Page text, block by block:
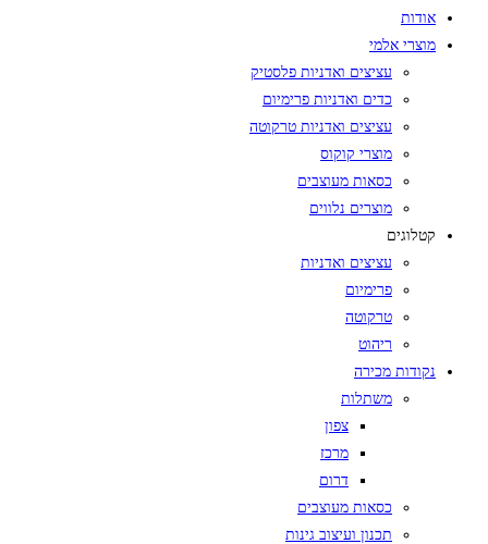
אודות
מוצרי אלמי
עציצים ואדניות פלסטיק
כדים ואדניות פרימיום
עציצים ואדניות טרקוטה
מוצרי קוקוס
כסאות מעוצבים
מוצרים נלווים
קטלוגים
עציצים ואדניות
פרימיום
טרקוטה
ריהוט
נקודות מכירה
משתלות
צפון
מרכז
דרום
כסאות מעוצבים
תכנון ועיצוב גינות